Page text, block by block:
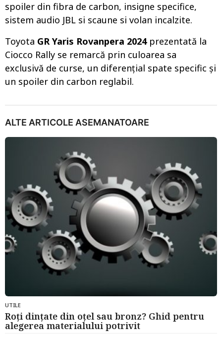
spoiler din fibra de carbon, insigne specifice,
sistem audio JBL si scaune si volan incalzite.
Toyota GR Yaris Rovanpera 2024prezentată la
Ciocco Rally se remarcă prin culoarea sa
exclusivă de curse, un diferențial spate specific și
un spoiler din carbon reglabil.
ALTE ARTICOLE ASEMANATOARE
UTILE
Roți dințate din oțel sau bronz? Ghid pentru
alegerea materialului potrivit